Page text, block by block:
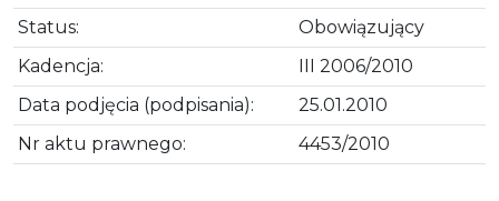
Status:
Obowiązujący
Kadencja:
III 2006/2010
Data podjęcia (podpisania):
25.01.2010
Nr aktu prawnego:
4453/2010